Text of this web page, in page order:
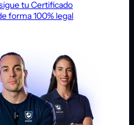
tu Certificado
forma 100% legal